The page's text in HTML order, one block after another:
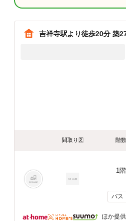
吉祥寺駅より徒歩20分 築
間取り図 階数
1階
バス
ほか提供